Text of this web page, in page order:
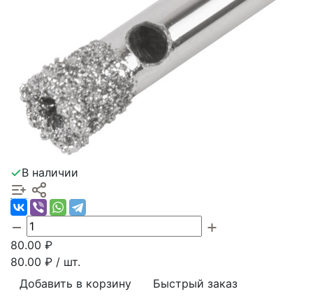
В наличии
80.00 ₽
80.00 ₽ / шт.
Добавить в корзину
Быстрый заказ